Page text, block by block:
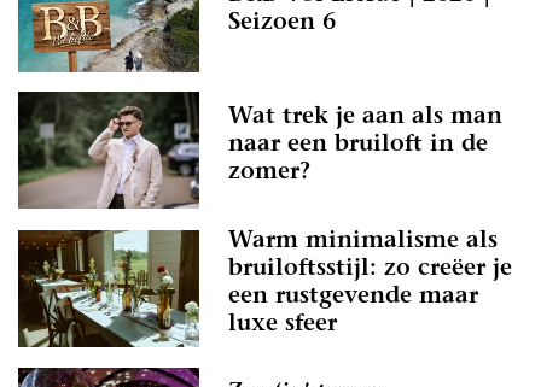
Seizoen 6
Wat trek je aan als man
naar een bruiloft in de
zomer?
Warm minimalisme als
bruiloftsstijl: zo creëer je
een rustgevende maar
luxe sfeer